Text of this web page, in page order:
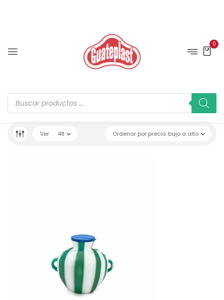
0
Ordenar por precio: bajo a alto
Ver 48